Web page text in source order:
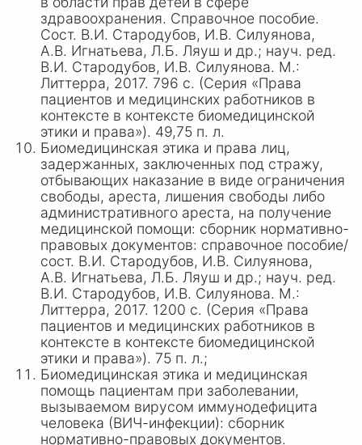
здравоохранения. Справочное пособие.
Сост. В.И. Стародубов, И.В. Силуянова,
А.В. Игнатьева, Л.Б. Ляуш и др.; науч. ред.
В.И. Стародубов, И.В. Силуянова. М.:
Литтерра, 2017. 796 с. (Серия «Права
пациентов и медицинских работников в
контексте в контексте биомедицинской
этики и права»). 49,75 п. л.
Биомедицинская этика и права лиц,
задержанных, заключенных под стражу,
отбывающих наказание в виде ограничения
свободы, ареста, лишения свободы либо
административного ареста, на получение
медицинской помощи: сборник нормативно-
правовых документов: справочное пособие/
сост. В.И. Стародубов, И.В. Силуянова,
А.В. Игнатьева, Л.Б. Ляуш и др.; науч. ред.
В.И. Стародубов, И.В. Силуянова. М.:
Литтерра, 2017. 1200 с. (Серия «Права
пациентов и медицинских работников в
контексте в контексте биомедицинской
этики и права»). 75 п. л.;
Биомедицинская этика и медицинская
помощь пациентам при заболевании,
вызываемом вирусом иммунодефицита
человека (ВИЧ-инфекции): сборник
нормативно-правовых документов.